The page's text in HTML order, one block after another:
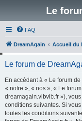
Le
FAQ
DreamAgain Accueil du
Le forum de
En accédant à « Le forum
« notre », « nos », « Le
dreamagain.vibvib.fr »),
conditions suivantes. Si
toutes les conditions